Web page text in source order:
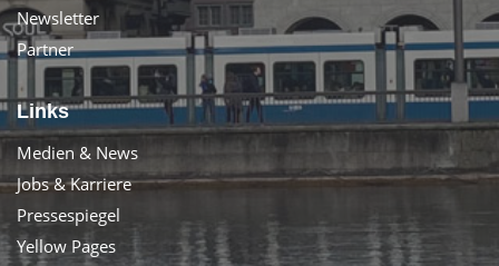
Newsletter
Partner
Links
Medien & News
Jobs & Karriere
Pressespiegel
Yellow Pages